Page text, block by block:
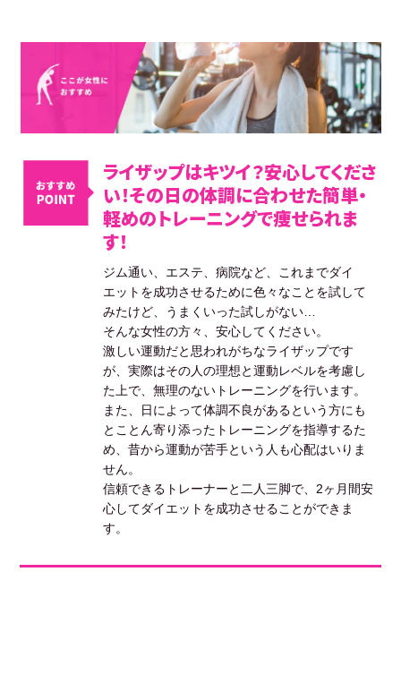
ライザップはキツイ？安心してくださ
い！その日の体調に合わせた簡単・
軽めのトレーニングで痩せられま
す！
ジム通い、エステ、病院など、これまでダイ
エットを成功させるために色々なことを試して
みたけど、うまくいった試しがない…
そんな女性の方々、安心してください。
激しい運動だと思われがちなライザップです
が、実際はその人の理想と運動レベルを考慮し
た上で、無理のないトレーニングを行います。
また、日によって体調不良があるという方にも
とことん寄り添ったトレーニングを指導するた
め、昔から運動が苦手という人も心配はいりま
せん。
信頼できるトレーナーと二人三脚で、2ヶ月間安
心してダイエットを成功させることができま
す。